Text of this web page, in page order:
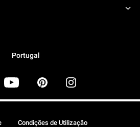
Portugal
Condições de Utilização